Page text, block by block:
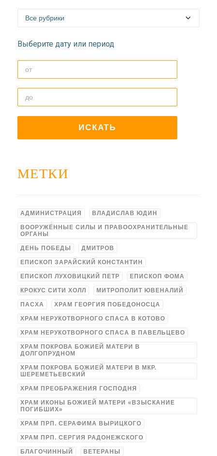
Выберите дату или период
МЕТКИ
АДМИНИСТРАЦИЯ ВЛАДИСЛАВ ЮДИН
ВООРУЖЁННЫЕ СИЛЫ И ПРАВООХРАНИТЕЛЬНЫЕ
ОРГАНЫ
ДЕНЬ ПОБЕДЫ ДМИТРОВ
ЕПИСКОП ЗАРАЙСКИЙ КОНСТАНТИН
ЕПИСКОП ЛУХОВИЦКИЙ ПЕТР ЕПИСКОП ФОМА
КРОКУС СИТИ ХОЛЛ МИТРОПОЛИТ ЮВЕНАЛИЙ
ПАСХА ХРАМ ГЕОРГИЯ ПОБЕДОНОСЦА
ХРАМ НЕРУКОТВОРНОГО СПАСА В КОТОВО
ХРАМ НЕРУКОТВОРНОГО СПАСА В ПАВЕЛЬЦЕВО
ХРАМ ПОКРОВА БОЖИЕЙ МАТЕРИ В
ДОЛГОПРУДНОМ
ХРАМ ПОКРОВА БОЖИЕЙ МАТЕРИ В МКР.
ШЕРЕМЕТЬЕВСКИЙ
ХРАМ ПРЕОБРАЖЕНИЯ ГОСПОДНЯ
ХРАМ ИКОНЫ БОЖИЕЙ МАТЕРИ «ВЗЫСКАНИЕ
ПОГИБШИХ»
ХРАМ ПРП. СЕРАФИМА ВЫРИЦКОГО
ХРАМ ПРП. СЕРГИЯ РАДОНЕЖСКОГО
БЛАГОЧИННЫЙ ВЕТЕРАНЫ